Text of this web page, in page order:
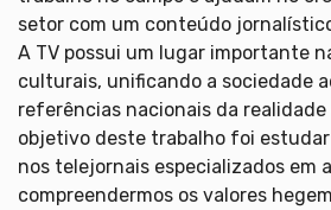
setor com um conteúdo
A TV possui um lugar importante
culturais, unificando a sociedade
referências nacionais da realidade
objetivo deste trabalho foi
nos telejornais especializados em
compreendermos os valores